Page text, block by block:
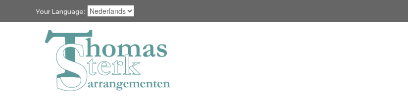
Your Language: